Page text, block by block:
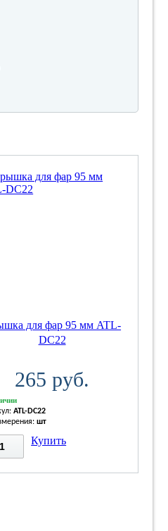
для фар 95 мм ATL-
DC22
265 руб.
ATL-DC22
шт
Купить